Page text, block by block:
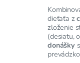
dieťaťa z
zloženie
(desiatu,
donášky